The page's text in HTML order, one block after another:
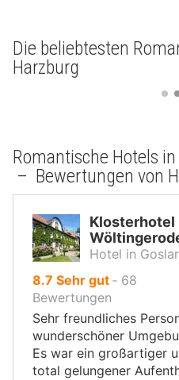
Die beliebtesten
Harzburg
Romantische Hotels
– Bewertungen von
Klosterhotel
Hotel in Goslar
8.7 von
10,
Sehr gut ‐ 68
Bewertungen
Sehr freundliches
wunderschöner
Es war ein großartiger
total gelungener